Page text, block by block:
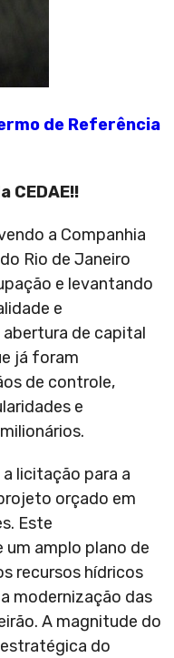
de Referência
CEDAE!!
a Companhia
Rio de Janeiro
e levantando
e
de capital
já foram
de controle,
e
licitação para a
orçado em
Este
amplo plano de
recursos hídricos
modernização das
A magnitude do
do